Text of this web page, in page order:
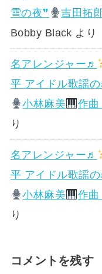
雪の夜❞
吉田拓
Bobby Black より
名アレンジャー♬
平 アイドル歌謡
小林麻美
作曲
り
名アレンジャー♬
平 アイドル歌謡
小林麻美
作曲
り
コメントを残す